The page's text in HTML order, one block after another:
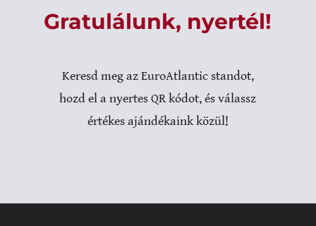
Gratulálunk, nyertél!
Keresd meg az EuroAtlantic standot,
hozd el a nyertes QR kódot, és válassz
értékes ajándékaink közül!